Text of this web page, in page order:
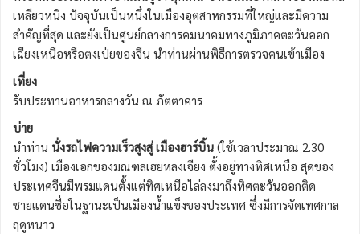
เหลียวหนิง ปัจจุบันเป็นหนึ่งในเมืองอุตสาหกรรมที่ใหญ่และมีความ
สำคัญที่สุด และยังเป็นศูนย์กลางการคมนาคมทางภูมิภาคตะวันออก
เฉียงเหนือหรือตงเป่ยของจีน นำท่านผ่านพิธีการตรวจคนเข้าเมือง
เที่ยง
รับประทานอาหารกลางวัน ณ ภัตตาคาร
บ่าย
นำท่าน นั่งรถไฟความเร็วสูงสู่ เมืองฮาร์บิ้น (ใช้เวลาประมาณ 2.30
ชั่วโมง) เมืองเอกของมณฑลเฮยหลงเจียง ตั้งอยู่ทางทิศเหนือ สุดของ
ประเทศจีนมีพรมแดนตั้งแต่ทิศเหนือไล่ลงมาถึงทิศตะวันออกติด
ชายแดนชื่อในฐานะเป็นเมืองน้ำแข็งของประเทศ ซึ่งมีการจัดเทศกาล
ฤดูหนาว